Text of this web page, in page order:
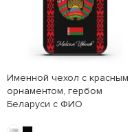
Именной чехол с красным
орнаментом, гербом
Беларуси с ФИО